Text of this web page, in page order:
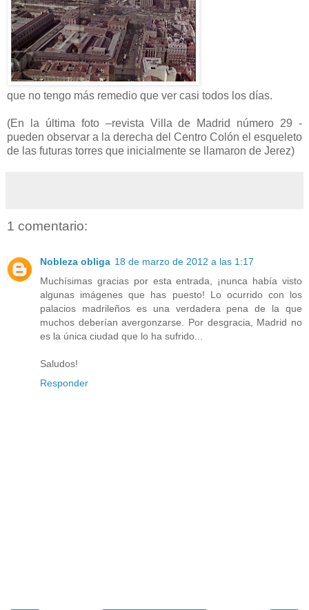
que no tengo más remedio que ver casi todos los días.
(En la última foto –revista Villa de Madrid número 29 -
pueden observar a la derecha del Centro Colón el esqueleto
de las futuras torres que inicialmente se llamaron de Jerez)
1 comentario:
Nobleza obliga 18 de marzo de 2012 a las 1:17
Muchísimas gracias por esta entrada, ¡nunca había visto
algunas imágenes que has puesto! Lo ocurrido con los
palacios madrileños es una verdadera pena de la que
muchos deberían avergonzarse. Por desgracia, Madrid no
es la única ciudad que lo ha sufrido...
Saludos!
Responder